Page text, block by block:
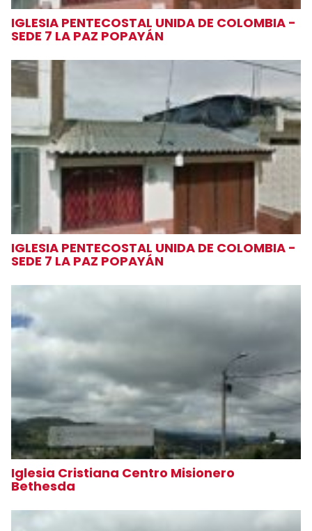
IGLESIA PENTECOSTAL UNIDA DE COLOMBIA -
SEDE 7 LA PAZ POPAYÁN
IGLESIA PENTECOSTAL UNIDA DE COLOMBIA -
SEDE 7 LA PAZ POPAYÁN
Iglesia Cristiana Centro Misionero
Bethesda